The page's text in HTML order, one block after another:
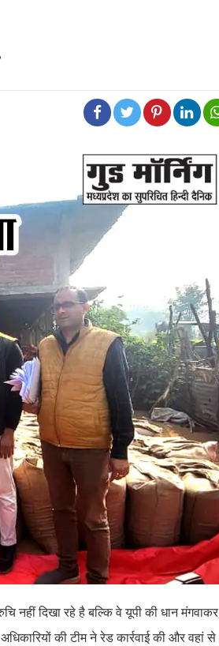
नहीं दिखा रहे है बल्कि वे यूपी की धान मंगवाकर
की टीम ने रेड कार्रवाई की और वहां से